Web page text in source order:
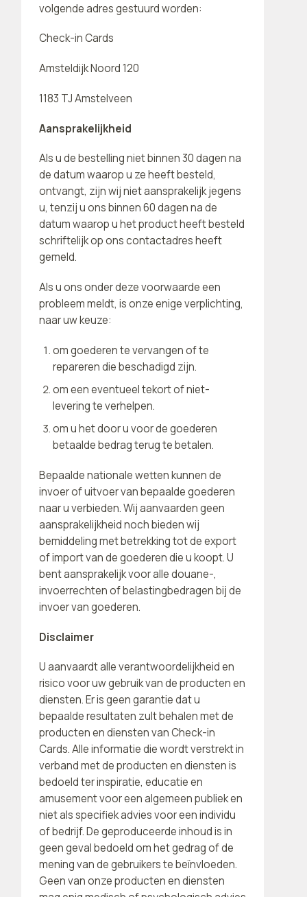
volgende adres gestuurd worden:
Check-in Cards
Amsteldijk Noord 120
1183 TJ Amstelveen
Aansprakelijkheid
Als u de bestelling niet binnen 30 dagen na
de datum waarop u ze heeft besteld,
ontvangt, zijn wij niet aansprakelijk jegens
u, tenzij u ons binnen 60 dagen na de
datum waarop u het product heeft besteld
schriftelijk op ons contactadres heeft
gemeld.
Als u ons onder deze voorwaarde een
probleem meldt, is onze enige verplichting,
naar uw keuze:
om goederen te vervangen of te
repareren die beschadigd zijn.
om een ​​eventueel tekort of niet-
levering te verhelpen.
om u het door u voor de goederen
betaalde bedrag terug te betalen.
Bepaalde nationale wetten kunnen de
invoer of uitvoer van bepaalde goederen
naar u verbieden. Wij aanvaarden geen
aansprakelijkheid noch bieden wij
bemiddeling met betrekking tot de export
of import van de goederen die u koopt. U
bent aansprakelijk voor alle douane-,
invoerrechten of belastingbedragen bij de
invoer van goederen.
Disclaimer
U aanvaardt alle verantwoordelijkheid en
risico voor uw gebruik van de producten en
diensten. Er is geen garantie dat u
bepaalde resultaten zult behalen met de
producten en diensten van Check-in
Cards. Alle informatie die wordt verstrekt in
verband met de producten en diensten is
bedoeld ter inspiratie, educatie en
amusement voor een algemeen publiek en
niet als specifiek advies voor een individu
of bedrijf. De geproduceerde inhoud is in
geen geval bedoeld om het gedrag of de
mening van de gebruikers te beïnvloeden.
Geen van onze producten en diensten